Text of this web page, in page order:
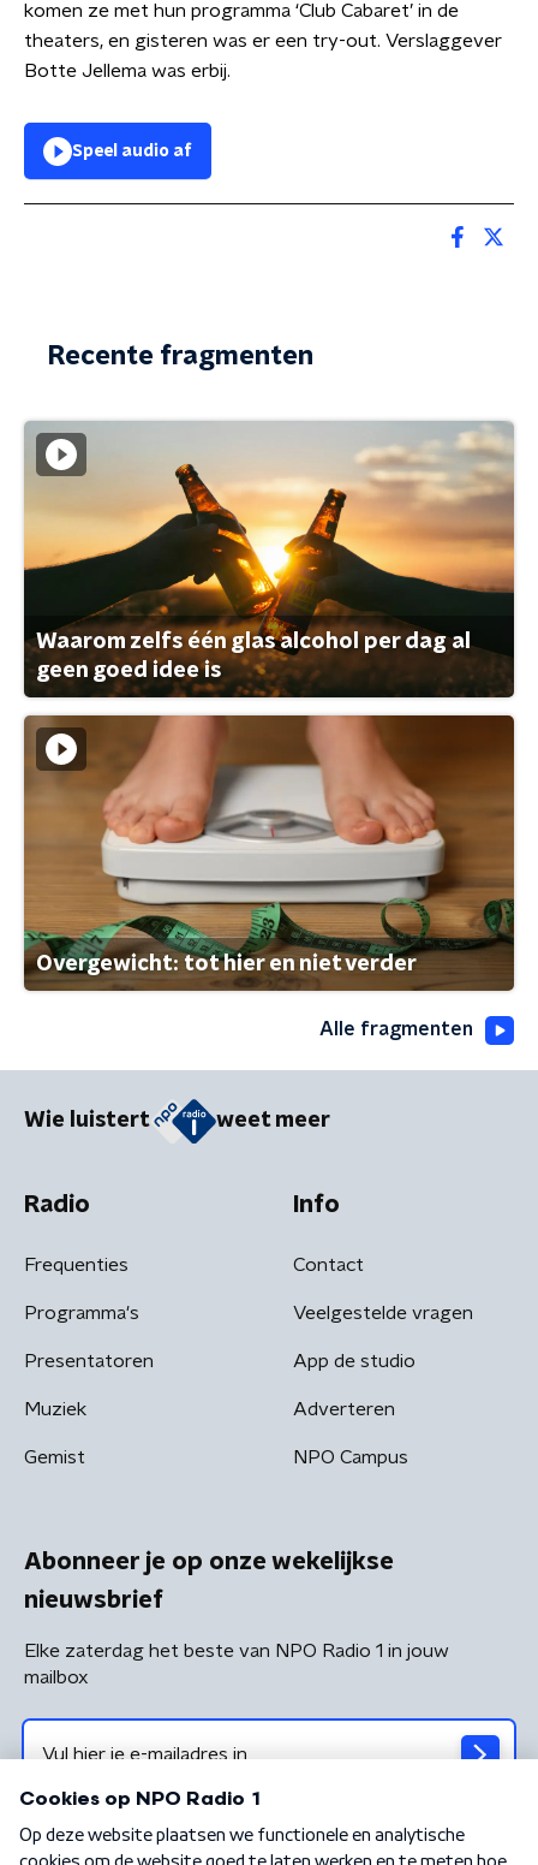
komen ze met hun programma ‘Club Cabaret’ in de
theaters, en gisteren was er een try-out. Verslaggever
Botte Jellema was erbij.
Speel audio af
Recente fragmenten
Waarom zelfs één glas alcohol per dag al
geen goed idee is
Overgewicht: tot hier en niet verder
Alle fragmenten
Wie luistert weet meer
Radio
Frequenties
Programma's
Presentatoren
Muziek
Gemist
Info
Contact
Veelgestelde vragen
App de studio
Adverteren
NPO Campus
Abonneer je op onze wekelijkse
nieuwsbrief
Elke zaterdag het beste van NPO Radio 1 in jouw
mailbox